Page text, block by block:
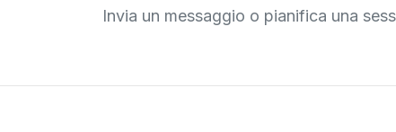
Invia un messaggio o pianifica una